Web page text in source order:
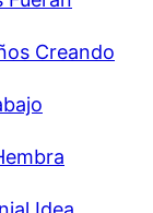
Creando